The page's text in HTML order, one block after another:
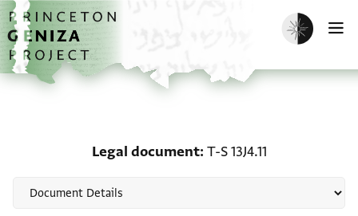
Skip to main content
home
Enable dark
Legal document T-S 13J4.11